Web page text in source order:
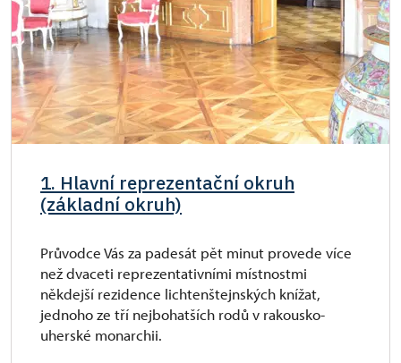
1. Hlavní reprezentační okruh
(základní okruh)
Průvodce Vás za padesát pět minut provede více
než dvaceti reprezentativními místnostmi
někdejší rezidence lichtenštejnských knížat,
jednoho ze tří nejbohatších rodů v rakousko-
uherské monarchii.